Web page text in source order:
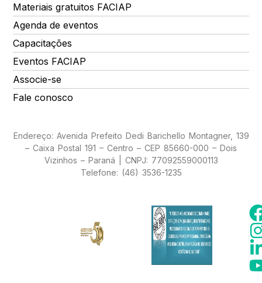
Materiais gratuitos FACIAP
Agenda de eventos
Capacitações
Eventos FACIAP
Associe-se
Fale conosco
Endereço: Avenida Prefeito Dedi Barichello Montagner, 139
– Caixa Postal 191 – Centro – CEP 85660-000 – Dois
Vizinhos – Paraná | CNPJ: 77092559000113
Telefone: (46) 3536-1235